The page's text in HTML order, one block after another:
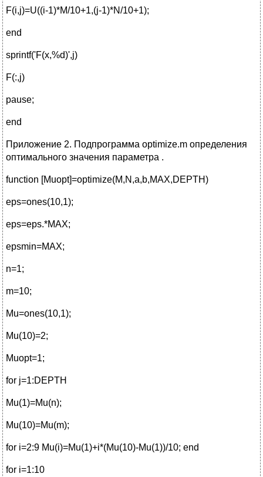
F(i,j)=U((i-1)*M/10+1,(j-1)*N/10+1);
end
sprintf('F(x,%d)',j)
F(:,j)
pause;
end
Приложение 2. Подпрограмма optimize.m определения
оптимального значения параметра .
function [Muopt]=optimize(M,N,a,b,MAX,DEPTH)
eps=ones(10,1);
eps=eps.*MAX;
epsmin=MAX;
n=1;
m=10;
Mu=ones(10,1);
Mu(10)=2;
Muopt=1;
for j=1:DEPTH
Mu(1)=Mu(n);
Mu(10)=Mu(m);
for i=2:9 Mu(i)=Mu(1)+i*(Mu(10)-Mu(1))/10; end
for i=1:10